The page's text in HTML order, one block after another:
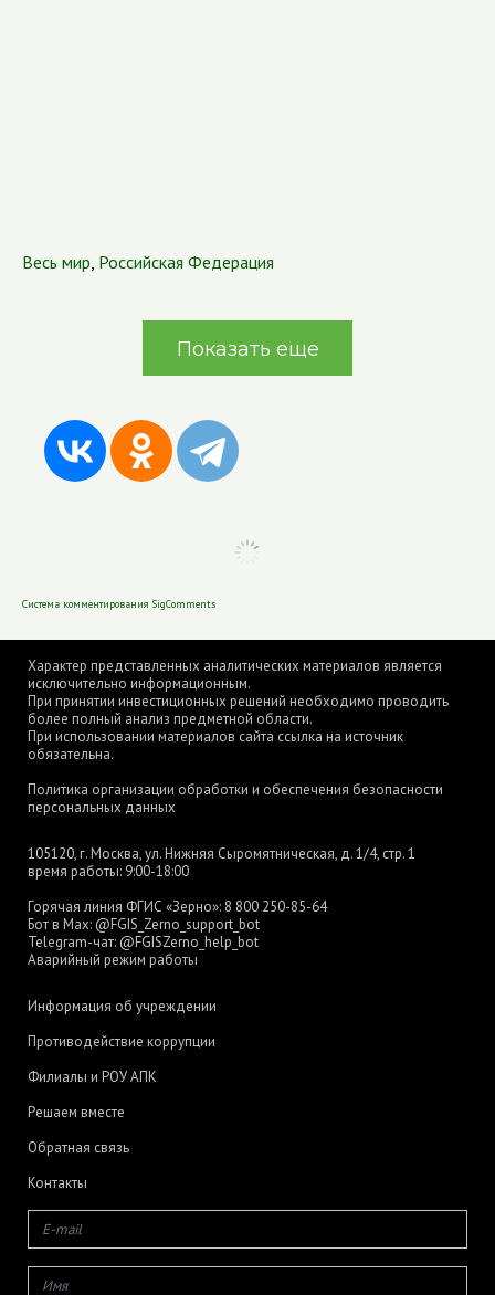
Весь мир, Российская Федерация
Показать еще
Система комментирования SigComments
Характер представленных аналитических материалов является
исключительно информационным.
При принятии инвестиционных решений необходимо проводить
более полный анализ предметной области.
При использовании материалов сайта ссылка на источник
обязательна.
Политика организации обработки и обеспечения безопасности
персональных данных
105120, г. Москва, ул. Нижняя Сыромятническая, д. 1/4, стр. 1
время работы: 9:00-18:00
Горячая линия ФГИС «Зерно»: 8 800 250-85-64
Бот в Max: @FGIS_Zerno_support_bot
Telegram-чат: @FGISZerno_help_bot
Аварийный режим работы
Информация об учреждении
Противодействие коррупции
Филиалы и РОУ АПК
Решаем вместе
Обратная связь
Контакты